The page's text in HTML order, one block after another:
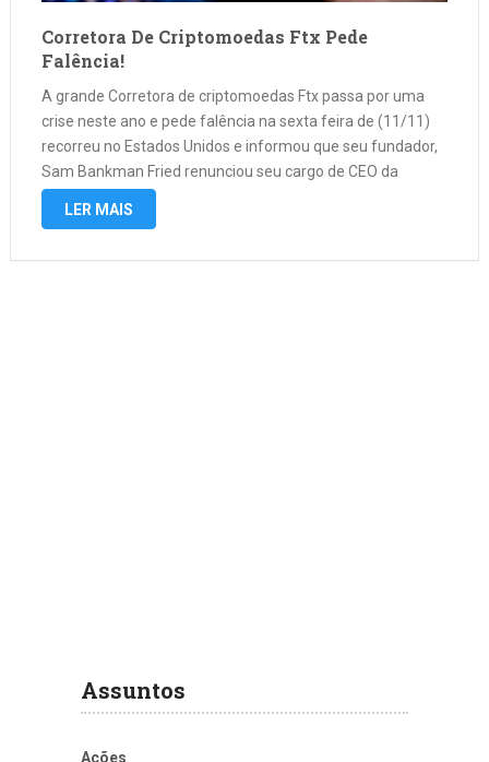
Corretora De Criptomoedas Ftx Pede
Falência!
A grande Corretora de criptomoedas Ftx passa por uma
crise neste ano e pede falência na sexta feira de (11/11)
recorreu no Estados Unidos e informou que seu fundador,
Sam Bankman Fried renunciou seu cargo de CEO da
empresa. “A FTX Trading e aproximadamente 130
LER MAIS
Assuntos
Ações